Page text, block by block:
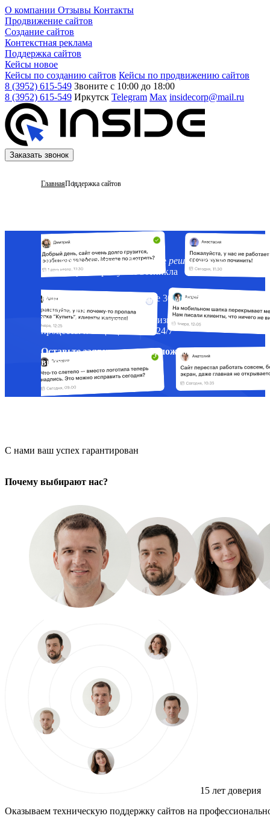
О компании Отзывы Контакты
Продвижение сайтов
Создание сайтов
Контекстная реклама
Поддержка сайтов
Кейсы новое
Кейсы по созданию сайтов Кейсы по продвижению сайтов
8 (3952) 615-549 Звоните с 10:00 до 18:00
8 (3952) 615-549 Иркутск Telegram Max insidecorp@mail.ru
Заказать звонок
ГлавнаяПоддержка сайтов
Поддержка сайтов в Иркутске решим любую
проблему которая у вас возникла
Реагируем на сбои в течение 30 минут после
обращения
Внедряем доработки, оптимизируем
процессы и защищаем сайт 24/7
Оставьте заявку и мы предложим самые
выгодные условия
С нами ваш успех гарантирован
Почему выбирают нас?
15 лет доверия
Оказываем техническую поддержку сайтов на